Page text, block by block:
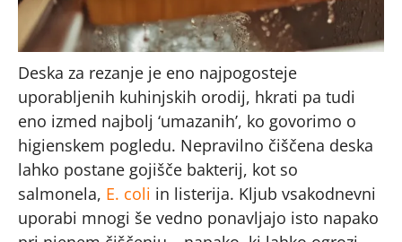
Deska za rezanje je eno najpogosteje
uporabljenih kuhinjskih orodij, hkrati pa tudi
eno izmed najbolj ‘umazanih’, ko govorimo o
higienskem pogledu. Nepravilno čiščena deska
lahko postane gojišče bakterij, kot so
salmonela, E. coli in listerija. Kljub vsakodnevni
uporabi mnogi še vedno ponavljajo isto napako